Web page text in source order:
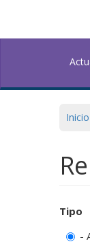
Inicio
Tipo
-